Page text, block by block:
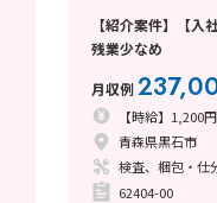
【紹介案件】【
残業少なめ
月収例
【時給】1,200
青森県黒石市
検査、梱包・仕
62404-00